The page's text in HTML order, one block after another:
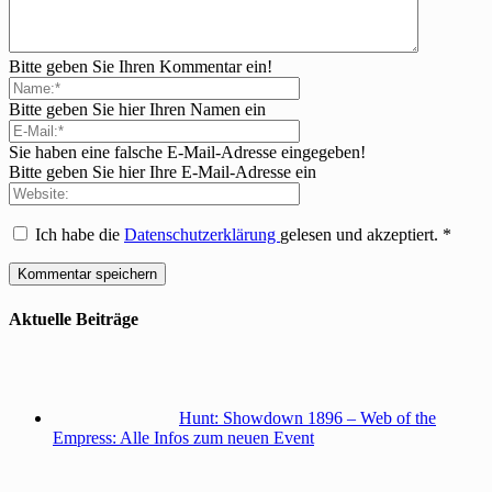
Bitte geben Sie Ihren Kommentar ein!
Bitte geben Sie hier Ihren Namen ein
Sie haben eine falsche E-Mail-Adresse eingegeben!
Bitte geben Sie hier Ihre E-Mail-Adresse ein
Ich habe die Datenschutzerklärung gelesen und akzeptiert. *
Aktuelle Beiträge
Hunt: Showdown 1896 – Web of the
Empress: Alle Infos zum neuen Event